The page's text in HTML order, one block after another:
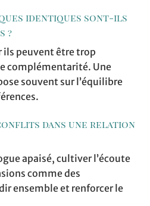
identiques sont-ils
?
ils peuvent être trop
complémentarité. Une
souvent sur l’équilibre
dans une relation
apaisé, cultiver l’écoute
comme des
ensemble et renforcer le